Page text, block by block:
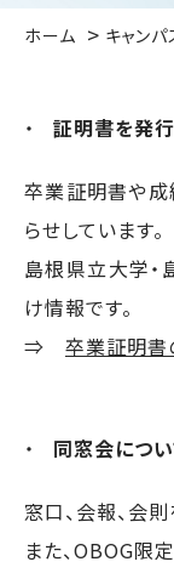
ホーム キャン
証明書を発
卒業証明書や
らせしています。
島根県立大学
け情報です。
⇒ 卒業証明書
同窓会につ
窓口、会報、会
また、OBOG限